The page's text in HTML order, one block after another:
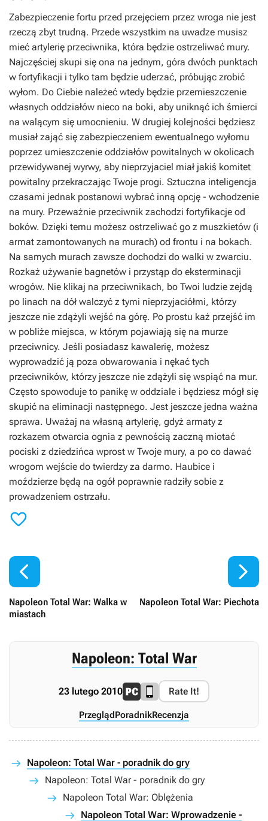
Zabezpieczenie fortu przed przejęciem przez wroga nie jest
rzeczą zbyt trudną. Przede wszystkim na uwadze musisz
mieć artylerię przeciwnika, która będzie ostrzeliwać mury.
Najczęściej skupi się ona na jednym, góra dwóch punktach
w fortyfikacji i tylko tam będzie uderzać, próbując zrobić
wyłom. Do Ciebie należeć wtedy będzie przemieszczenie
własnych oddziałów nieco na boki, aby uniknąć ich śmierci
na walącym się umocnieniu. W drugiej kolejności będziesz
musiał zająć się zabezpieczeniem ewentualnego wyłomu
poprzez umieszczenie oddziałów powitalnych w okolicach
przewidywanej wyrwy, aby nieprzyjaciel miał jakiś komitet
powitalny przekraczając Twoje progi. Sztuczna inteligencja
czasami jednak postanowi wybrać inną opcję - wchodzenie
na mury. Przeważnie przeciwnik zachodzi fortyfikacje od
boków. Dzięki temu możesz ostrzeliwać go z muszkietów (i
armat zamontowanych na murach) od frontu i na bokach.
Na samych murach zawsze dochodzi do walki w zwarciu.
Rozkaż używanie bagnetów i przystąp do eksterminacji
wrogów. Nie klikaj na przeciwnikach, bo Twoi ludzie zejdą
po linach na dół walczyć z tymi nieprzyjaciółmi, którzy
jeszcze nie zdążyli wejść na górę. Po prostu każ przejść im
w pobliże miejsca, w którym pojawiają się na murze
przeciwnicy. Jeśli posiadasz kawalerię, możesz
wyprowadzić ją poza obwarowania i nękać tych
przeciwników, którzy jeszcze nie zdążyli się wspiąć na mur.
Często spowoduje to panikę w oddziale i będziesz mógł się
skupić na eliminacji następnego. Jest jeszcze jedna ważna
sprawa. Uważaj na własną artylerię, gdyż armaty z
rozkazem otwarcia ognia z pewnością zaczną miotać
pociski z dziedzińca wprost w Twoje mury, a po co dawać
wrogom wejście do twierdzy za darmo. Haubice i
moździerze będą na ogół poprawnie radziły sobie z
prowadzeniem ostrzału.


Napoleon Total War: Walka w
miastach
Napoleon Total War: Piechota

Napoleon: Total War
23 lutego 2010 Rate It!
PrzeglądPoradnikRecenzja
Napoleon: Total War - poradnik do gry
Napoleon: Total War - poradnik do gry
Napoleon Total War: Oblężenia
Napoleon Total War: Wprowadzenie -